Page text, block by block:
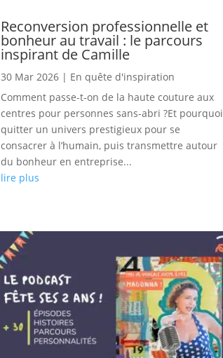
Reconversion professionnelle et
bonheur au travail : le parcours
inspirant de Camille
30 Mar 2026| En quête d'inspiration
Comment passe-t-on de la haute couture aux
centres pour personnes sans-abri ?Et pourquoi
quitter un univers prestigieux pour se
consacrer à l’humain, puis transmettre autour
du bonheur en entreprise...
lire plus